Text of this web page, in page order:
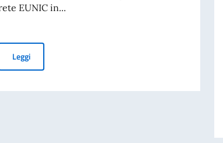
DEGLI STUDENTI STRANIERI PER L’A.A. 2026-2027 –
EUNIC in...
LeggiSOUND OF EUROPE #5: DUO AMAR CORDA AD